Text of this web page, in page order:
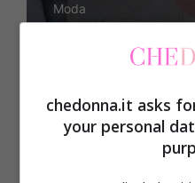
Moda
Le scarpe
con i saldi
chedonna.it asks
your personal